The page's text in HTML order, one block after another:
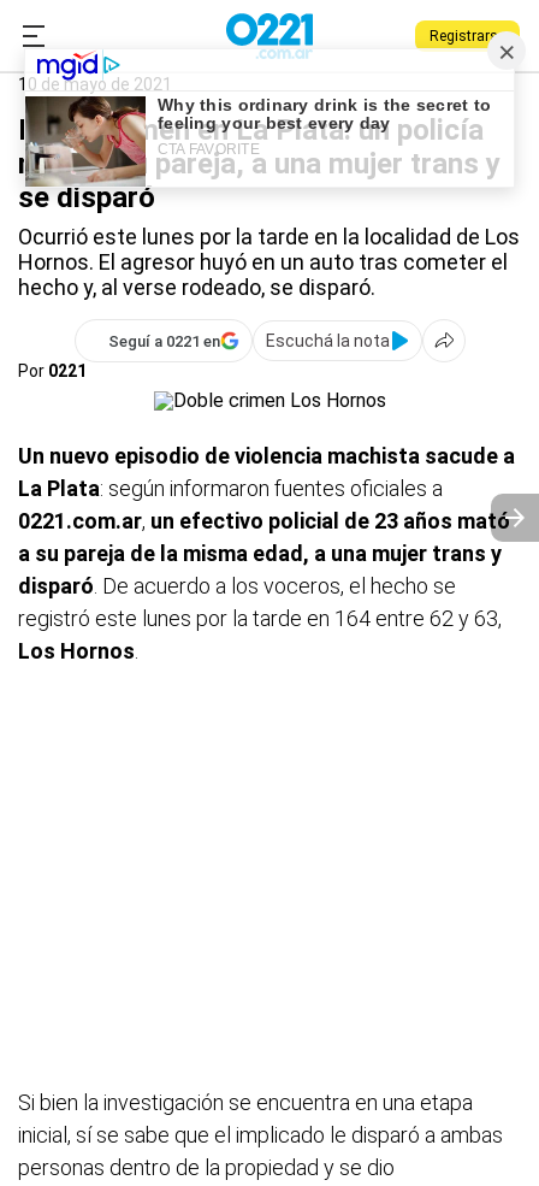
Registrarse
0221.com.ar
10 de mayo de 2021
Doble crimen en La Plata: un policía
mató a su pareja, a una mujer trans y
se disparó
Ocurrió este lunes por la tarde en la localidad de Los
Hornos. El agresor huyó en un auto tras cometer el
hecho y, al verse rodeado, se disparó.
Seguí a 0221 en
Escuchá la nota
Por 0221
Un nuevo episodio de violencia machista sacude a
La Plata: según informaron fuentes oficiales a
0221.com.ar, un efectivo policial de 23 años mató
a su pareja de la misma edad, a una mujer trans y
disparó . De acuerdo a los voceros, el hecho se
registró este lunes por la tarde en 164 entre 62 y 63,
Los Hornos
Si bien la investigación se encuentra en una etapa
inicial, sí se sabe que el implicado le disparó a ambas
personas dentro de la propiedad y se dio